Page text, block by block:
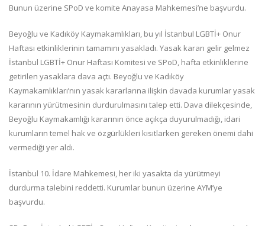
Bunun üzerine SPoD ve komite Anayasa Mahkemesi’ne başvurdu.
Beyoğlu ve Kadıköy Kaymakamlıkları, bu yıl İstanbul LGBTİ+ Onur
Haftası etkinliklerinin tamamını yasakladı. Yasak kararı gelir gelmez
İstanbul LGBTİ+ Onur Haftası Komitesi ve SPoD, hafta etkinliklerine
getirilen yasaklara dava açtı. Beyoğlu ve Kadıköy
Kaymakamlıkları’nın yasak kararlarına ilişkin davada kurumlar yasak
kararının yürütmesinin durdurulmasını talep etti. Dava dilekçesinde,
Beyoğlu Kaymakamlığı kararının önce açıkça duyurulmadığı, idari
kurumların temel hak ve özgürlükleri kısıtlarken gereken önemi dahi
vermediği yer aldı.
İstanbul 10. İdare Mahkemesi, her iki yasakta da yürütmeyi
durdurma talebini reddetti. Kurumlar bunun üzerine AYM’ye
başvurdu.